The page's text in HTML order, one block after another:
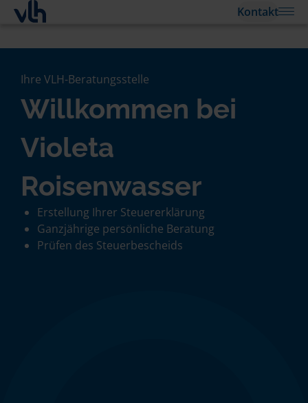
Kontakt
Ihre VLH-Beratungsstelle
Willkommen bei
Violeta
Roisenwasser
Erstellung Ihrer Steuererklärung
Ganzjährige persönliche Beratung
Prüfen des Steuerbescheids